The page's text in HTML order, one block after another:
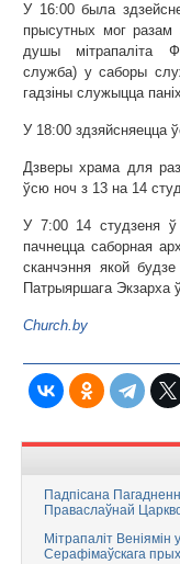
У 16:00 была
прысутных мог разам
душы мітрапаліта
служба) у саборы
гадзіны служыцца
У 18:00 здзяйсняецца
Дзверы храма для
ўсю ноч з 13 на 14
У 7:00 14 студзеня
пачнецца саборная
сканчэння якой
Патрыяршага Экзарха
Сhurch.by
Падпісана
Праваслаўнай
Мітрапаліт
Серафімаўскага